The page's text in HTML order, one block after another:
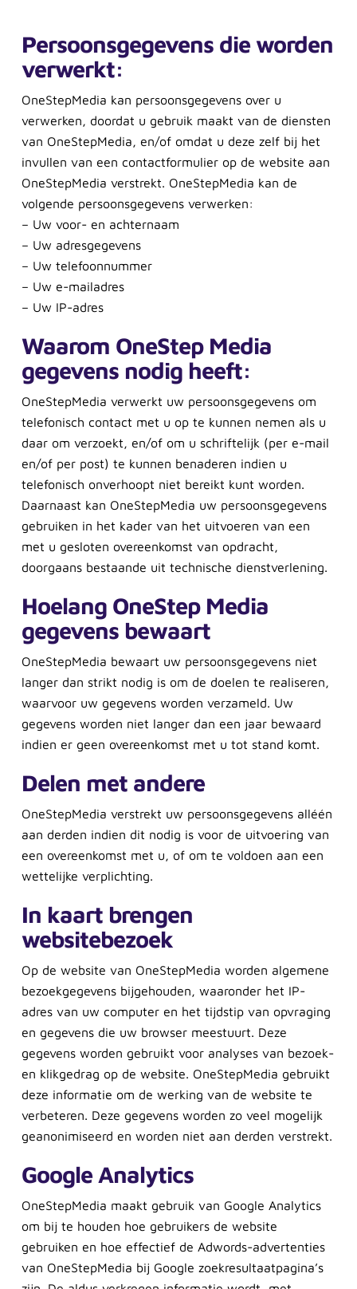
Persoonsgegevens die worden
verwerkt:
OneStepMedia kan persoonsgegevens over u
verwerken, doordat u gebruik maakt van de diensten
van OneStepMedia, en/of omdat u deze zelf bij het
invullen van een contactformulier op de website aan
OneStepMedia verstrekt. OneStepMedia kan de
volgende persoonsgegevens verwerken:
– Uw voor- en achternaam
– Uw adresgegevens
– Uw telefoonnummer
– Uw e-mailadres
– Uw IP-adres
Waarom OneStep Media
gegevens nodig heeft:
OneStepMedia verwerkt uw persoonsgegevens om
telefonisch contact met u op te kunnen nemen als u
daar om verzoekt, en/of om u schriftelijk (per e-mail
en/of per post) te kunnen benaderen indien u
telefonisch onverhoopt niet bereikt kunt worden.
Daarnaast kan OneStepMedia uw persoonsgegevens
gebruiken in het kader van het uitvoeren van een
met u gesloten overeenkomst van opdracht,
doorgaans bestaande uit technische dienstverlening.
Hoelang OneStep Media
gegevens bewaart
OneStepMedia bewaart uw persoonsgegevens niet
langer dan strikt nodig is om de doelen te realiseren,
waarvoor uw gegevens worden verzameld. Uw
gegevens worden niet langer dan een jaar bewaard
indien er geen overeenkomst met u tot stand komt.
Delen met andere
OneStepMedia verstrekt uw persoonsgegevens alléén
aan derden indien dit nodig is voor de uitvoering van
een overeenkomst met u, of om te voldoen aan een
wettelijke verplichting.
In kaart brengen
websitebezoek
Op de website van OneStepMedia worden algemene
bezoekgegevens bijgehouden, waaronder het IP-
adres van uw computer en het tijdstip van opvraging
en gegevens die uw browser meestuurt. Deze
gegevens worden gebruikt voor analyses van bezoek-
en klikgedrag op de website. OneStepMedia gebruikt
deze informatie om de werking van de website te
verbeteren. Deze gegevens worden zo veel mogelijk
geanonimiseerd en worden niet aan derden verstrekt.
Google Analytics
OneStepMedia maakt gebruik van Google Analytics
om bij te houden hoe gebruikers de website
gebruiken en hoe effectief de Adwords-advertenties
van OneStepMedia bij Google zoekresultaatpagina’s